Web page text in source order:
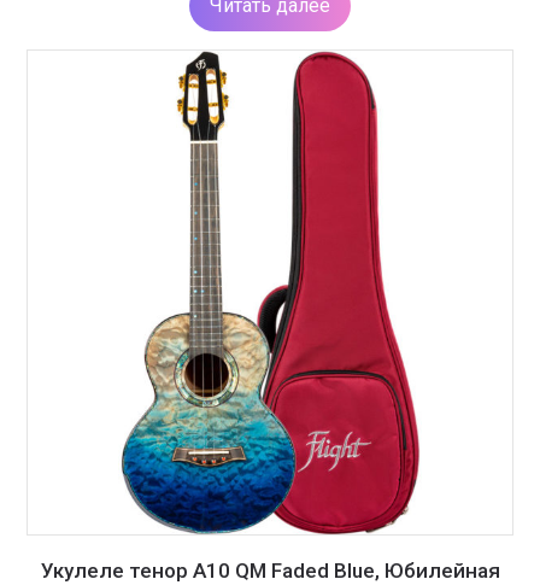
Читать далее
Укулеле тенор A10 QM Faded Blue, Юбилейная